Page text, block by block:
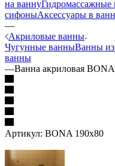
на ваннуГидромассажные
сифоныАксессуары в
—
Акриловые ванны
Чугунные ванныВанны из
ванны
—Ванна акриловая
Артикул: BONA 190x80